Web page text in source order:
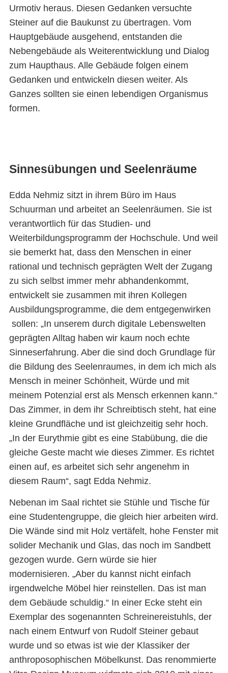
Urmotiv heraus. Diesen Gedanken versuchte
Steiner auf die Baukunst zu übertragen. Vom
Hauptgebäude ausgehend, entstanden die
Nebengebäude als Weiterentwicklung und Dialog
zum Haupthaus. Alle Gebäude folgen einem
Gedanken und entwickeln diesen weiter. Als
Ganzes sollten sie einen lebendigen Organismus
formen.
Sinnesübungen und Seelenräume
Edda Nehmiz sitzt in ihrem Büro im Haus
Schuurman und arbeitet an Seelenräumen. Sie ist
verantwortlich für das Studien- und
Weiterbildungsprogramm der Hochschule. Und weil
sie bemerkt hat, dass den Menschen in einer
rational und technisch geprägten Welt der Zugang
zu sich selbst immer mehr abhandenkommt,
entwickelt sie zusammen mit ihren Kollegen
Ausbildungsprogramme, die dem entgegenwirken
sollen: „In unserem durch digitale Lebenswelten
geprägten Alltag haben wir kaum noch echte
Sinneserfahrung. Aber die sind doch Grundlage für
die Bildung des Seelenraumes, in dem ich mich als
Mensch in meiner Schönheit, Würde und mit
meinem Potenzial erst als Mensch erkennen kann.“
Das Zimmer, in dem ihr Schreibtisch steht, hat eine
kleine Grundfläche und ist gleichzeitig sehr hoch.
„In der Eurythmie gibt es eine Stabübung, die die
gleiche Geste macht wie dieses Zimmer. Es richtet
einen auf, es arbeitet sich sehr angenehm in
diesem Raum“, sagt Edda Nehmiz.
Nebenan im Saal richtet sie Stühle und Tische für
eine Studentengruppe, die gleich hier arbeiten wird.
Die Wände sind mit Holz vertäfelt, hohe Fenster mit
solider Mechanik und Glas, das noch im Sandbett
gezogen wurde. Gern würde sie hier
modernisieren. „Aber du kannst nicht einfach
irgendwelche Möbel hier reinstellen. Das ist man
dem Gebäude schuldig.“ In einer Ecke steht ein
Exemplar des sogenannten Schreinereistuhls, der
nach einem Entwurf von Rudolf Steiner gebaut
wurde und so etwas ist wie der Klassiker der
anthroposophischen Möbelkunst. Das renommierte